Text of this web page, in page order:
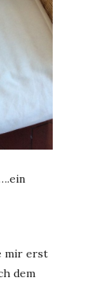
mir erst
dem